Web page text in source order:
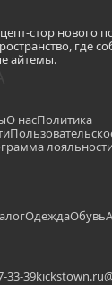
стор нового
где
айтемы.
О насПолитика
ОдеждаОбувь
33-39